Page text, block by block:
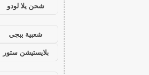
شحن يلا لودو
شعبية ببجي
بلايستيشن ستور